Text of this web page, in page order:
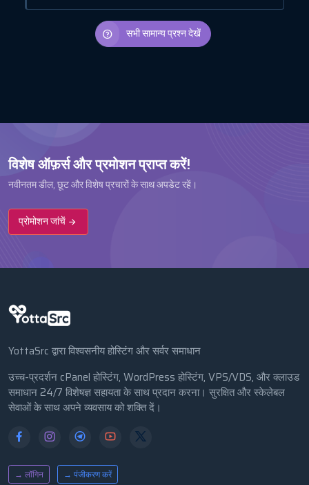
सभी सामान्य प्रश्न देखें
विशेष ऑफ़र्स और प्रमोशन प्राप्त करें!
नवीनतम डील, छूट और विशेष प्रचारों के साथ अपडेट रहें।
प्रोमोशन जांचें
YottaSrc द्वारा विश्वसनीय होस्टिंग और सर्वर समाधान
उच्च-प्रदर्शन cPanel होस्टिंग, WordPress होस्टिंग, VPS/VDS, और क्लाउड
समाधान 24/7 विशेषज्ञ सहायता के साथ प्रदान करना। सुरक्षित और स्केलेबल
सेवाओं के साथ अपने व्यवसाय को शक्ति दें।
→ लॉगिन → पंजीकरण करें